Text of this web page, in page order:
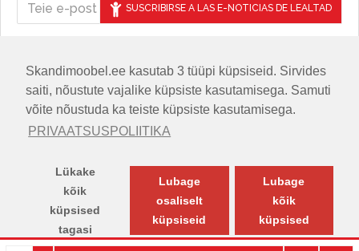
Skandimoobel.ee kasutab 3 tüüpi küpsiseid. Sirvides
saiti, nõustute vajalike küpsiste kasutamisega. Samuti
võite nõustuda ka teiste küpsiste kasutamisega.
PRIVAATSUSPOLIITIKA
Lükake
kõik
küpsised
tagasi
Lubage
osaliselt
küpsiseid
Lubage
kõik
küpsised
SUSCRIBIRSE A LAS E-NOTICIAS DE LEALTAD
JÄLGIGE MEID SOTSIAALMEEDIAS